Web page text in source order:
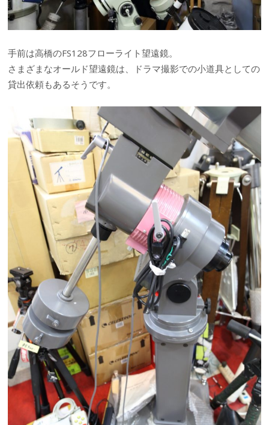
手前は高橋のFS128フローライト望遠鏡。
さまざまなオールド望遠鏡は、ドラマ撮影での小道具としての
貸出依頼もあるそうです。